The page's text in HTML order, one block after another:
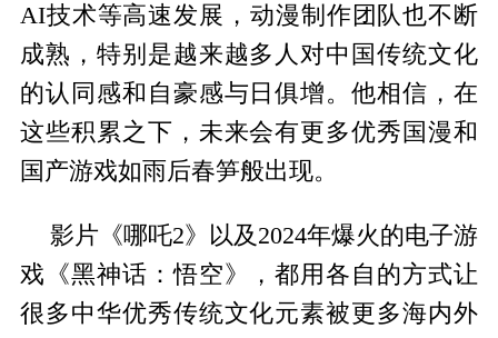
AI技术等高速发展，动漫制作团队也不断
成熟，特别是越来越多人对中国传统文化
的认同感和自豪感与日俱增。他相信，在
这些积累之下，未来会有更多优秀国漫和
国产游戏如雨后春笋般出现。
影片《哪吒2》以及2024年爆火的电子游
戏《黑神话：悟空》，都用各自的方式让
很多中华优秀传统文化元素被更多海内外